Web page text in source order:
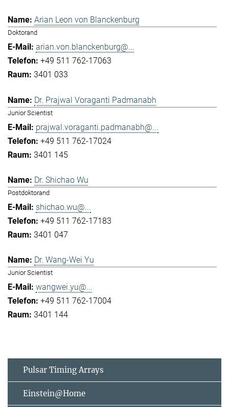
Arian Leon von Blanckenburg
Doktorand
arian.von.blanckenburg@...
+49 511 762-17063
3401 033
Dr. Prajwal Voraganti Padmanabh
Junior Scientist
prajwal.voraganti.padmanabh@...
+49 511 762-17024
3401 145
Dr. Shichao Wu
Postdoktorand
shichao.wu@...
+49 511 762-17183
3401 047
Dr. Wang-Wei Yu
Junior Scientist
wangwei.yu@...
+49 511 762-17004
3401 144
Pulsar Timing Arrays
Einstein@Home